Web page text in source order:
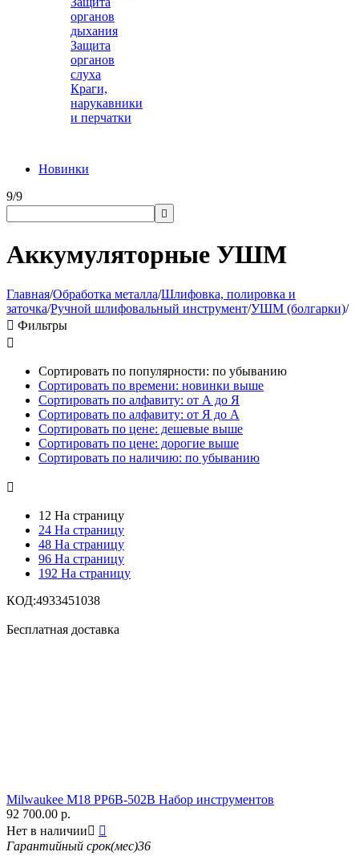
органов
дыхания
Защита
органов
слуха
Краги,
нарукавники
и перчатки
Новинки
9/9

Аккумуляторные УШМ
Главная/Обработка металла/Шлифовка, полировка и
заточка/Ручной шлифовальный инструмент/УШМ (болгарки)/
 Фильтры

Сортировать по популярности: по убыванию
Сортировать по времени: новинки выше
Сортировать по алфавиту: от А до Я
Сортировать по алфавиту: от Я до А
Сортировать по цене: дешевые выше
Сортировать по цене: дорогие выше
Сортировать по наличию: по убыванию

12 На страницу
24 На страницу
48 На страницу
96 На страницу
192 На страницу
КОД:4933451038
Бесплатная доставка
Milwaukee M18 PP6B-502B Набор инструментов
92 700.00 р.
Нет в наличии 
Гарантийный срок(мес)36